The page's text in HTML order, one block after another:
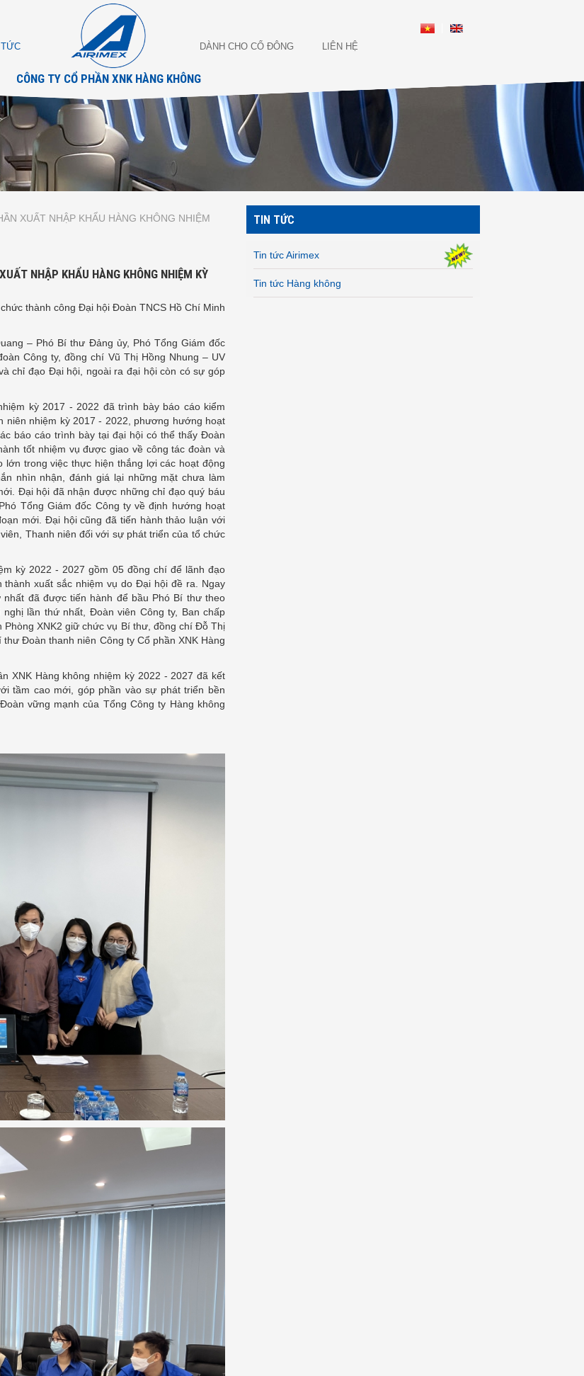
CÔNG TY CỔ PHẦN XNK HÀNG KHÔNG
DÀNH CHO CỔ ĐÔNG LIÊN HỆ
XUẤT NHẬP KHẨU HÀNG KHÔNG NHIỆM
NHẬP KHẨU HÀNG KHÔNG NHIỆM KỲ
thành công Đại hội Đoàn TNCS Hồ Chí Minh
– Phó Bí thư Đảng ủy, Phó Tổng Giám đốc
Công ty, đồng chí Vũ Thị Hồng Nhung – UV
chỉ đạo Đại hội, ngoài ra đại hội còn có sự góp
kỳ 2017 - 2022 đã trình bày báo cáo kiểm
niên nhiệm kỳ 2017 - 2022, phương hướng hoạt
báo cáo trình bày tại đại hội có thể thấy Đoàn
tốt nhiệm vụ được giao về công tác đoàn và
trong việc thực hiện thắng lợi các hoạt động
nhìn nhận, đánh giá lại những mặt chưa làm
Đại hội đã nhận được những chỉ đạo quý báu
Tổng Giám đốc Công ty về định hướng hoạt
mới. Đại hội cũng đã tiến hành thảo luận với
Thanh niên đối với sự phát triển của tổ chức
2022 - 2027 gồm 05 đồng chí để lãnh đạo
xuất sắc nhiệm vụ do Đại hội đề ra. Ngay
đã được tiến hành để bầu Phó Bí thư theo
lần thứ nhất, Đoàn viên Công ty, Ban chấp
Phòng XNK2 giữ chức vụ Bí thư, đồng chí Đỗ Thị
Đoàn thanh niên Công ty Cổ phần XNK Hàng
Hàng không nhiệm kỳ 2022 - 2027 đã kết
tầm cao mới, góp phần vào sự phát triển bền
vững mạnh của Tổng Công ty Hàng không
TIN TỨC
Tin tức Airimex
Tin tức Hàng không